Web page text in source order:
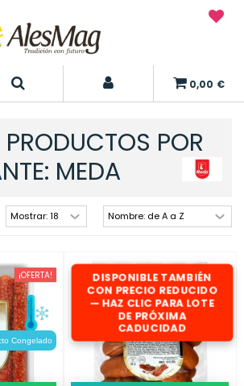
0,00 €
PRODUCTOS POR
MEDA
Congelado
¡OFERTA! ¡OFERTA!
DISPONIBLE TAMBIÉN
CON PRECIO REDUCIDO
— HAZ CLIC PARA LOTE
DE PRÓXIMA
CADUCIDAD